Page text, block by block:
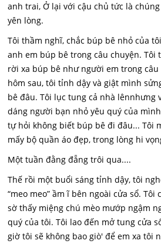
anh trai, Ở lại với cậu chủ tức là
yên lòng.
Tôi thầm nghĩ, chắc búp bê nhỏ của
anh em búp bê trong câu chuyện. Tôi
rời xa búp bê như người em trong câu
hôm sau, tôi tỉnh dậy và giật mình
bê đâu. Tôi lục tung cả nhà lênnhưng
dáng người bạn nhỏ yêu quý của
tự hỏi không biết búp bê đi đâu... Tôi
mấy bộ quần áo đẹp, trong lòng hi
Một tuần đằng đẵng trôi qua....
Thế rồi một buổi sáng tỉnh dậy, tôi
“meo meo” ầm ĩ bên ngoài cửa sổ.
sờ thấy miệng chú mèo mướp ngậm
quý của tôi. Tôi lao đến mở tung cửa
giờ tôi sẽ không bao giò' để em xa tôi